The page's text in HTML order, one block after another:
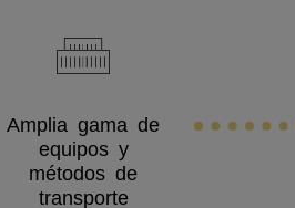
Amplia gama de
equipos y
métodos de
transporte